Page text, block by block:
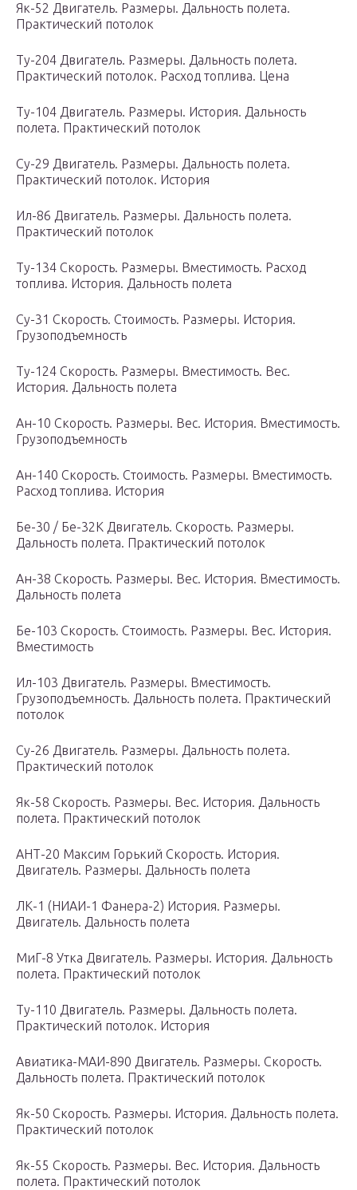
Як-52 Двигатель. Размеры. Дальность полета.
Практический потолок
Ту-204 Двигатель. Размеры. Дальность полета.
Практический потолок. Расход топлива. Цена
Ту-104 Двигатель. Размеры. История. Дальность
полета. Практический потолок
Су-29 Двигатель. Размеры. Дальность полета.
Практический потолок. История
Ил-86 Двигатель. Размеры. Дальность полета.
Практический потолок
Ту-134 Скорость. Размеры. Вместимость. Расход
топлива. История. Дальность полета
Су-31 Скорость. Стоимость. Размеры. История.
Грузоподъемность
Ту-124 Скорость. Размеры. Вместимость. Вес.
История. Дальность полета
Ан-10 Скорость. Размеры. Вес. История. Вместимость.
Грузоподъемность
Ан-140 Скорость. Стоимость. Размеры. Вместимость.
Расход топлива. История
Бе-30 / Бе-32К Двигатель. Скорость. Размеры.
Дальность полета. Практический потолок
Ан-38 Скорость. Размеры. Вес. История. Вместимость.
Дальность полета
Бe-103 Скорость. Стоимость. Размеры. Вес. История.
Вместимость
Ил-103 Двигатель. Размеры. Вместимость.
Грузоподъемность. Дальность полета. Практический
потолок
Су-26 Двигатель. Размеры. Дальность полета.
Практический потолок
Як-58 Скорость. Размеры. Вес. История. Дальность
полета. Практический потолок
АНТ-20 Максим Горький Скорость. История.
Двигатель. Размеры. Дальность полета
ЛК-1 (НИАИ-1 Фанера-2) История. Размеры.
Двигатель. Дальность полета
МиГ-8 Утка Двигатель. Размеры. История. Дальность
полета. Практический потолок
Ту-110 Двигатель. Размеры. Дальность полета.
Практический потолок. История
Авиатика-МАИ-890 Двигатель. Размеры. Скорость.
Дальность полета. Практический потолок
Як-50 Скорость. Размеры. История. Дальность полета.
Практический потолок
Як-55 Скорость. Размеры. Вес. История. Дальность
полета. Практический потолок